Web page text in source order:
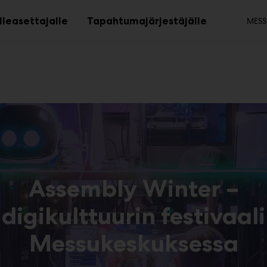
AvaaTapahtumajärjestäjälle
Assembly Winter –
digikulttuurin festivaali
Messukeskuksessa